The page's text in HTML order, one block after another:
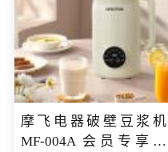
摩飞电器破壁豆浆机
MF-004A 会员专享价